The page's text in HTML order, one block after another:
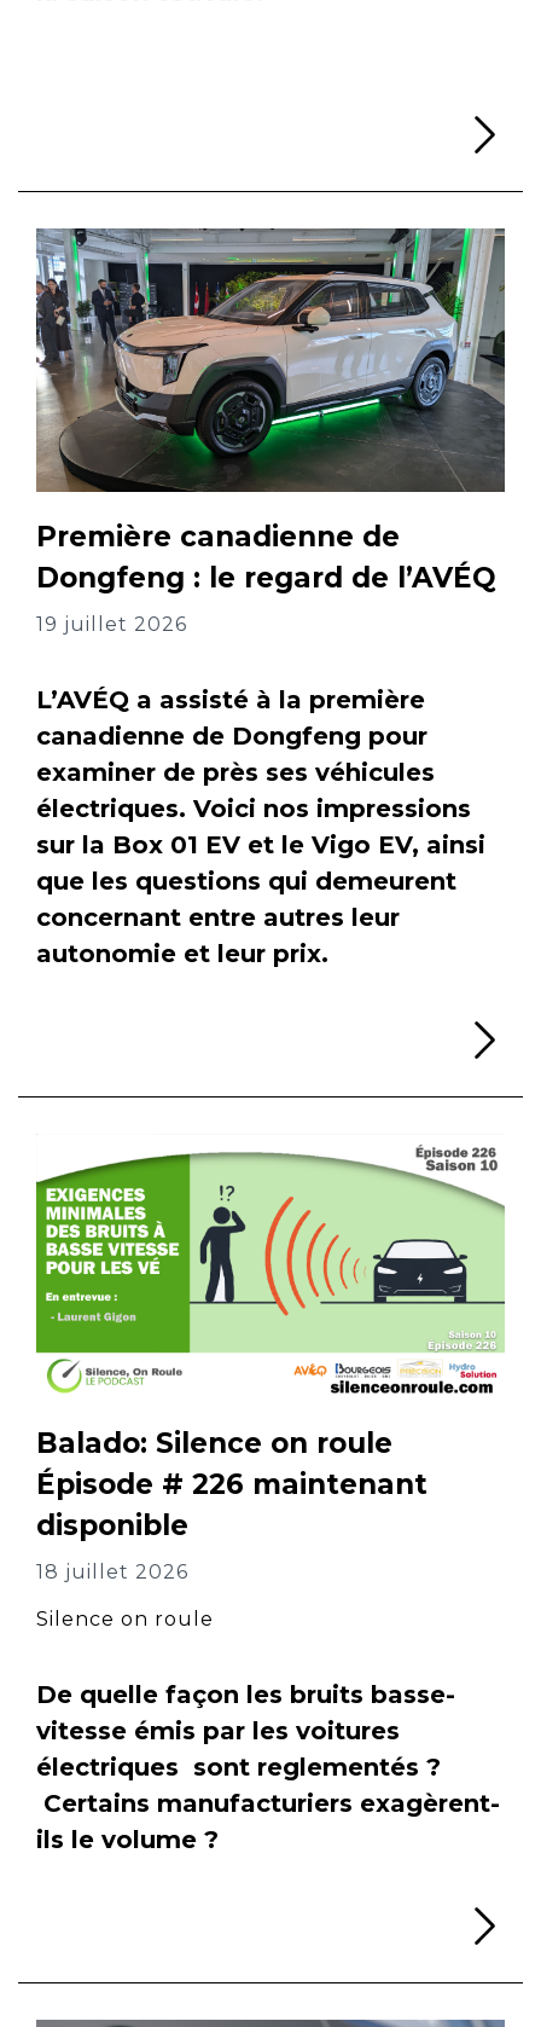
Première canadienne de
Dongfeng : le regard de l’AVÉQ
19 juillet 2026
L’AVÉQ a assisté à la première
canadienne de Dongfeng pour
examiner de près ses véhicules
électriques. Voici nos impressions
sur la Box 01 EV et le Vigo EV, ainsi
que les questions qui demeurent
concernant entre autres leur
autonomie et leur prix.
Balado: Silence on roule
Épisode # 226 maintenant
disponible
18 juillet 2026
Silence on roule
De quelle façon les bruits basse-
vitesse émis par les voitures
électriques sont reglementés ?
Certains manufacturiers exagèrent-
ils le volume ?